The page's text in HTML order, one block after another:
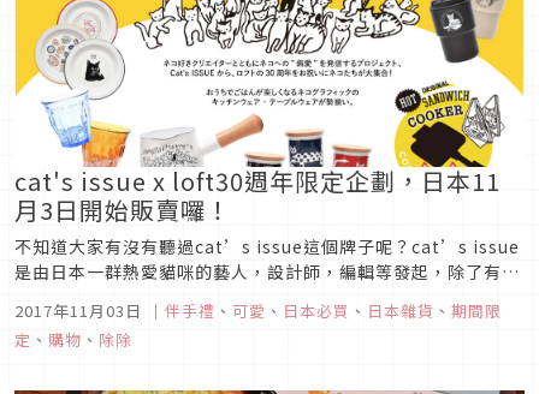
cat's issue x loft30週年限定企劃，日本11
月3日開始販賣囉！
不知道大家有沒有聽過cat’s issue這個牌子呢？cat’s issue
是由日本一群熱愛貓咪的藝人，設計師，編輯等發起，除了有網
分也會捐給貓咪中途之家之類的團體。cat’s issue時常會與日
本人氣模特兒，品牌合作，所以在日本擁有相當高的...
2017年11月03日 ｜ 伴手禮 、 可愛 、 日本必買 、 日本雜貨 、 期間限
定 、 購物 、 除除